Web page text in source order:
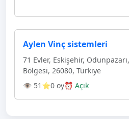
Aylen Vinç sistemleri
71 Evler, Eskişehir,
Bölgesi, 26080, Türkiye
👁 51 ⭐0 oy⏰ Açık